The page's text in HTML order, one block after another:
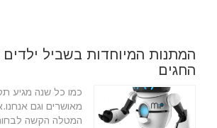
המתנות המיוחדות בשביל
החגים
כמו כל שנה מגיע
מאושרים וגם
המטלה הקשה